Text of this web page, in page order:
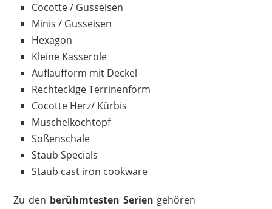
Cocotte / Gusseisen
Minis / Gusseisen
Hexagon
Kleine Kasserole
Auflaufform mit Deckel
Rechteckige Terrinenform
Cocotte Herz/ Kürbis
Muschelkochtopf
Soßenschale
Staub Specials
Staub cast iron cookware
Zu den berühmtesten Serien gehören